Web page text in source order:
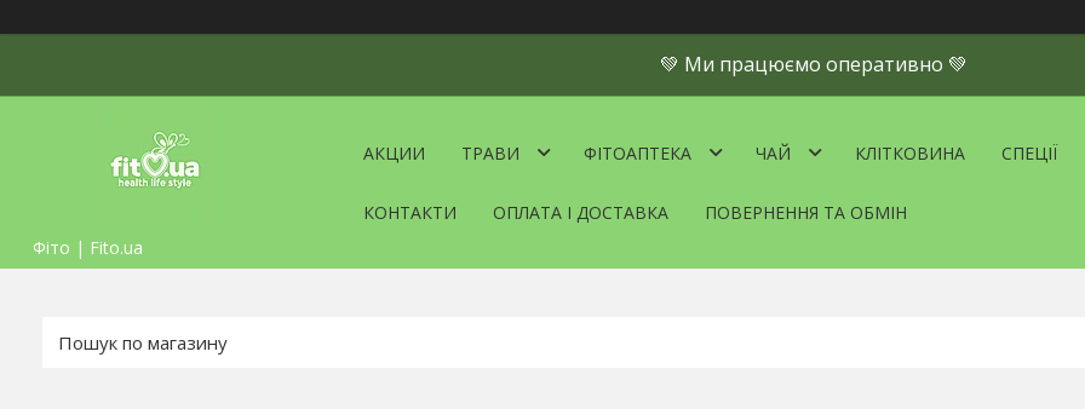
💚 Ми працюємо оперативно 💚
Фіто | Fito.ua
АКЦИИ ТРАВИ ФІТОАПТЕКА ЧАЙ КЛІТКОВИНА СПЕЦІЇ
КОНТАКТИ ОПЛАТА І ДОСТАВКА ПОВЕРНЕННЯ ТА ОБМІН